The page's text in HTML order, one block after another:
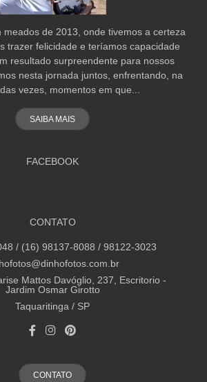
meados de 2013, onde tivemos a certeza
trazer felicidade e teríamos capacidade
resultado surpreendente para nossos
nesta jornada juntos, enfrentando, na
vezes, momentos em que...
SAIBA MAIS
FACEBOOK
CONTATO
/ (16) 98137-8088 / 98122-3023
Mattos Davóglio, 237, Escritorio -
Jardim Osmar Girotto
Taquaritinga / SP
CONTATO